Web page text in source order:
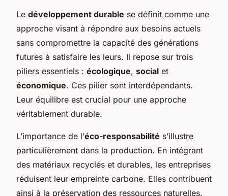
Le développement durable se définit comme une
approche visant à répondre aux besoins actuels
sans compromettre la capacité des générations
futures à satisfaire les leurs. Il repose sur trois
piliers essentiels : écologique, social et
économique. Ces pilier sont interdépendants.
Leur équilibre est crucial pour une approche
véritablement durable.
L’importance de l’éco-responsabilité s’illustre
particulièrement dans la production. En intégrant
des matériaux recyclés et durables, les entreprises
réduisent leur empreinte carbone. Elles contribuent
ainsi à la préservation des ressources naturelles.